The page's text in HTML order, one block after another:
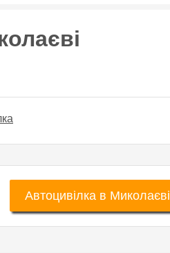
Автоцивілка в Миколаєві